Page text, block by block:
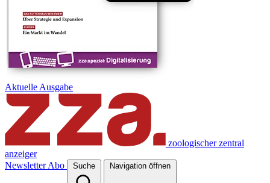
Aktuelle Ausgabe
zoologischer zentral
anzeiger
Newsletter Abo Suche Navigation öffnen